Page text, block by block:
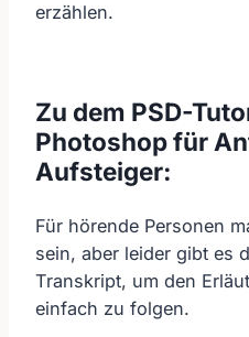
erzählen.
Zu dem PSD-
Photoshop für
Aufsteiger:
Für hörende Personen
sein, aber leider gibt es
Transkript, um den
einfach zu folgen.